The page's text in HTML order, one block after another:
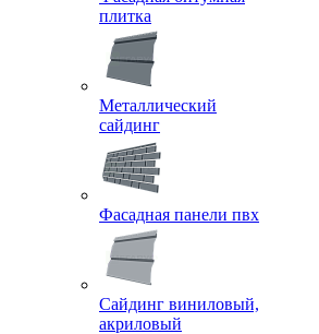
плитка
Металлический
сайдинг
Фасадная панели пвх
Сайдинг виниловый,
акриловый